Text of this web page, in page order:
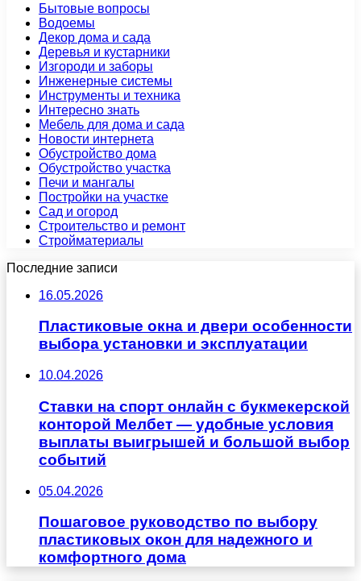
Бытовые вопросы
Водоемы
Декор дома и сада
Деревья и кустарники
Изгороди и заборы
Инженерные системы
Инструменты и техника
Интересно знать
Мебель для дома и сада
Новости интернета
Обустройство дома
Обустройство участка
Печи и мангалы
Постройки на участке
Сад и огород
Строительство и ремонт
Стройматериалы
Последние записи
16.05.2026
Пластиковые окна и двери особенности
выбора установки и эксплуатации
10.04.2026
Ставки на спорт онлайн с букмекерской
конторой Мелбет — удобные условия
выплаты выигрышей и большой выбор
событий
05.04.2026
Пошаговое руководство по выбору
пластиковых окон для надежного и
комфортного дома